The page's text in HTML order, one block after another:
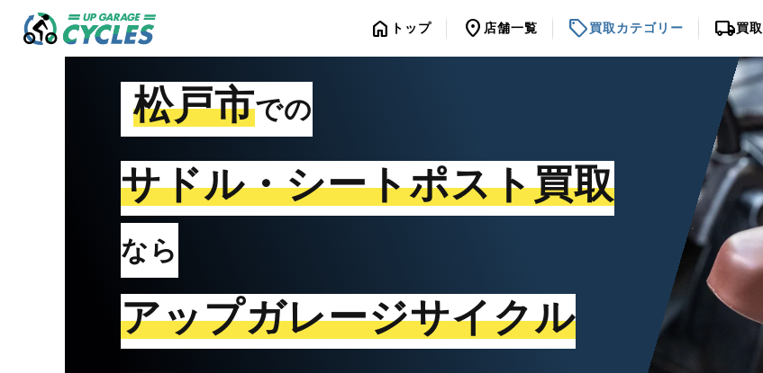
home トップ location_on 店舗一覧 sell買取カテゴリー local_shipping買
松戸市での
サドル・シートポスト買取
なら
アップガレージサイクル